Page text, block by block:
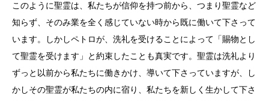
このように聖霊は、私たちが信仰を持つ前から、つまり聖霊など
知らず、そのみ業を全く感じていない時から既に働いて下さって
います。しかしペトロが、洗礼を受けることによって「賜物とし
て聖霊を受けます」と約束したことも真実です。聖霊は洗礼より
ずっと以前から私たちに働きかけ、導いて下さっていますが、し
かしその聖霊が私たちの内に宿り、私たちを新しく生かして下さ